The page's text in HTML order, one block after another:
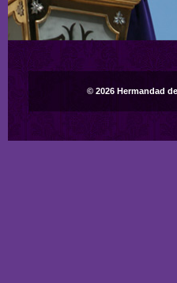
© 2026 Hermandad